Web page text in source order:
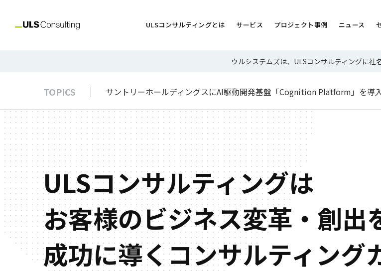
ULSコンサルティングとは サービス プロジェクト事例 ニュース
ウルシステムズは、ULSコンサルティングに社
TOPICS サントリーホールディングスにAI駆動開発基盤「Cognition Platform」を導入
ULSコンサルティングは
お客様のビジネス変革・創出
成功に導くコンサルティング